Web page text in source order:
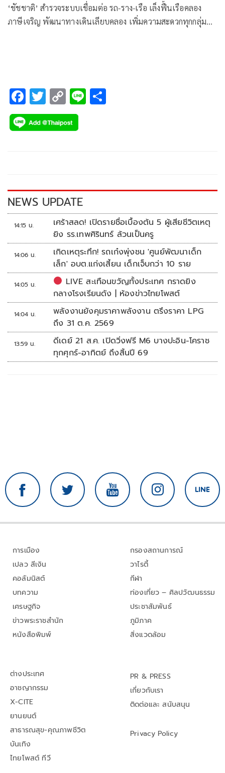
‘ชัชชาติ’ สำรวจระบบเชื่อมต่อ รถ-ราง-เรือ เล็งฟื้นเรือคลอง
ภาษีเจริญ พัฒนาทางเดินเลียบคลอง เพิ่มความสะดวกทุกกลุ่ม
F
ac
e
k
T
wi
tt
C
o
p
k
Li
NEWS UPDATE
14:15 น.
เศร้าสลด! เปิดรายชื่อเบื้องต้น 5 ผู้เสียชีวิตเหตุ
ยิง รร.เทพศิรินทร์ ล้วนเป็นครู
14:06 น.
เกิดเหตุระทึก! รถเก๋งพุ่งชน 'ศูนย์พัฒนาเด็ก
เล็ก' อบต.แก่งเสี้ยน เด็กเจ็บกว่า 10 ราย
14:05 น.
LIVE สะเทือนขวัญทั้งประเทศ กราดยิง
กลางโรงเรียนดัง | ห้องข่าวไทยโพสต์
14:04 น.
พลังงานยังคุมราคาพลังงาน ตรึงราคา LPG
ถึง 31 ต.ค. 2569
13:59 น.
ดีเดย์ 21 ส.ค. เปิดวิ่งฟรี M6 บางปะอิน-โคราช
ทุกศุกร์-อาทิตย์ ถึงสิ้นปี 69
การเมือง
เปลว สีเงิน
คอลัมนิสต์
บทความ
เศรษฐกิจ
ข่าวพระราชสำนัก
หนังสือพิมพ์
กรองสถานการณ์
วาไรตี้
กีฬา
ท่องเที่ยว – ศิลปวัฒนธรรม
ประชาสัมพันธ์
ภูมิภาค
สิ่งแวดล้อม
ต่างประเทศ
อาชญากรรม
X-CITE
ยานยนต์
สาธารณสุข-คุณภาพชีวิต
บันเทิง
ไทยโพสต์ ทีวี
PR & PRESS
เกี่ยวกับเรา
ติดต่อและ สนับสนุน
Privacy Policy